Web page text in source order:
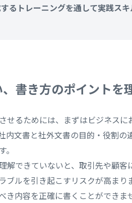
るトレーニングを通して実践ス
書き方のポイントを
せるためには、まずはビジネス
内文書と社外文書の目的・役割
解できていないと、取引先や顧
ブルを引き起こすリスクが高ま
き内容を正確に書くことができま